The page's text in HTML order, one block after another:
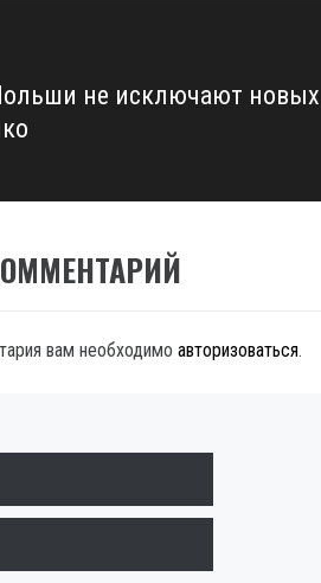
не исключают новых
вам необходимо авторизоваться.